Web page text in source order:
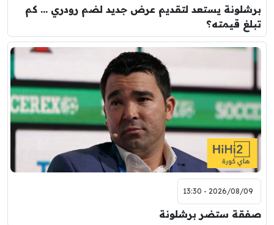
برشلونة يستعد لتقديم عرض جديد لضم رودري … كم
تبلغ قيمته؟
2026/08/09 - 13:30
صفقة ستضر برشلونة